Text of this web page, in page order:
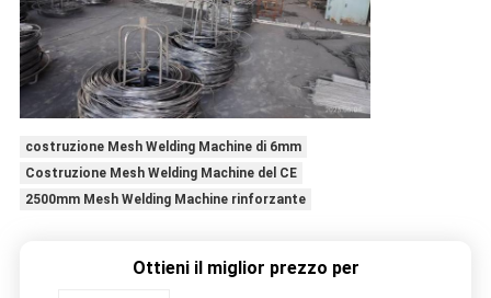
costruzione Mesh Welding Machine di 6mm
Costruzione Mesh Welding Machine del CE
2500mm Mesh Welding Machine rinforzante
Ottieni il miglior prezzo per